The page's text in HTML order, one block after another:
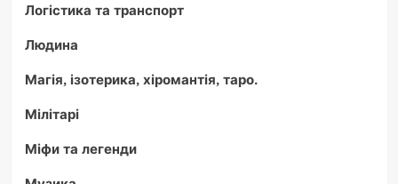
Логістика та транспорт
Людина
Магія, ізотерика, хіромантія, таро.
Мілітарі
Міфи та легенди